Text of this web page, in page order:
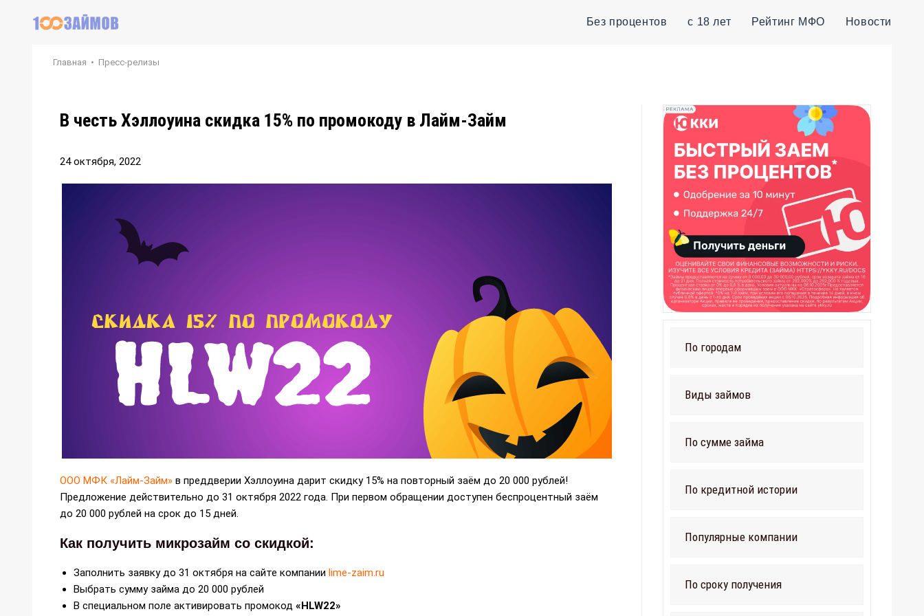
Без процентов с 18 лет Рейтинг МФО Новости
Главная • Пресс-релизы
В честь Хэллоуина скидка 15% по промокоду в Лайм-Займ
24 октября, 2022
ООО МФК «Лайм-Займ» в преддверии Хэллоуина дарит скидку 15% на повторный заём до 20 000 рублей!
Предложение действительно до 31 октября 2022 года. При первом обращении доступен беспроцентный заём
до 20 000 рублей на срок до 15 дней.
Как получить микрозайм со скидкой:
Заполнить заявку до 31 октября на сайте компании lime-zaim.ru
Выбрать сумму займа до 20 000 рублей
В специальном поле активировать промокод «HLW22»
По городам
Виды займов
По сумме займа
По кредитной истории
Популярные компании
По сроку получения